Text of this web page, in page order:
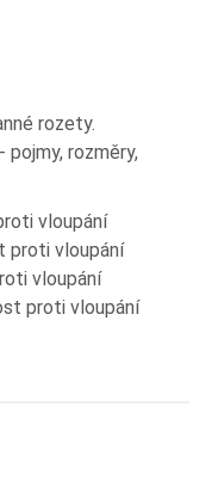
rozety.
pojmy, rozměry,
vloupání
proti vloupání
vloupání
proti vloupání